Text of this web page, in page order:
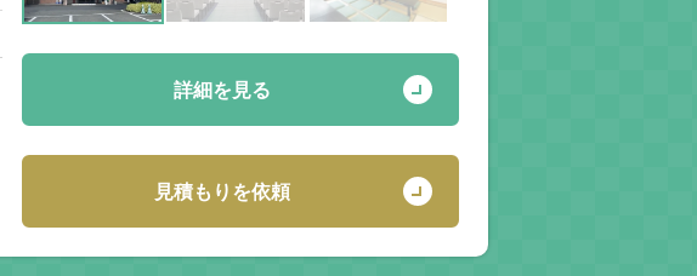
詳細を見る
見積もりを依頼